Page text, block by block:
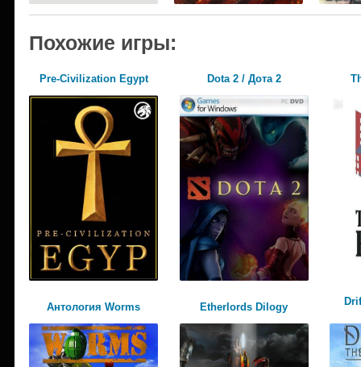
Похожие игры:
Pre-Civilization Egypt Dota 2 / Дота 2
Антология Worms Etherlords Dilogy